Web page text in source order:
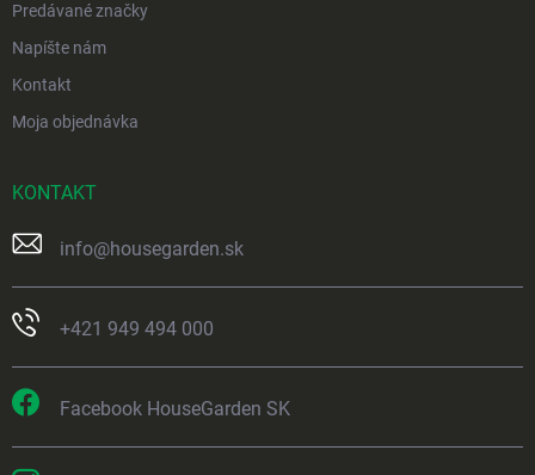
Predávané značky
Napíšte nám
Kontakt
Moja objednávka
KONTAKT
info@housegarden.sk
+421 949 494 000
Facebook HouseGarden SK